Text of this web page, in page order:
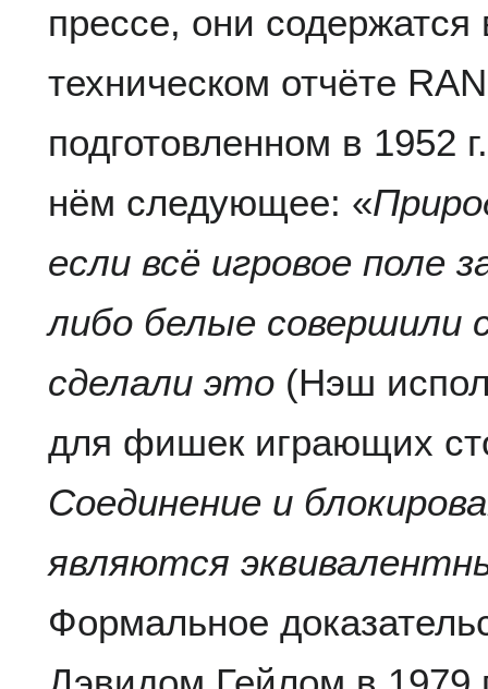
прессе, они содержатся
техническом отчёте
подготовленном в 1952
нём следующее: «
если всё игровое поле
либо белые совершили
сделали это (Нэш
для фишек играющих
Соединение и
являются
Формальное